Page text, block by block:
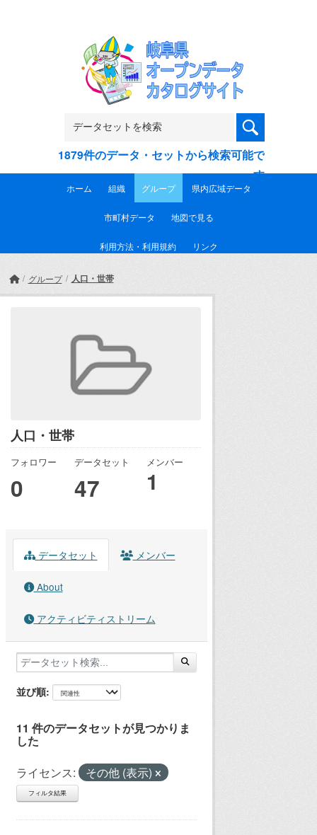
1879件のデータ・セットから検索可能で
す
ホーム 組織 グループ 県内広域データ
市町村データ 地図で見る
利用方法・利用規約 リンク
グループ 人口・世帯
人口・世帯
フォロワー
0
データセット
47
メンバー
1
データセット メンバー
About
アクティビティストリーム
並び順
11 件のデータセットが見つかりま
した
ライセンス: その他 (表示)
フィルタ結果